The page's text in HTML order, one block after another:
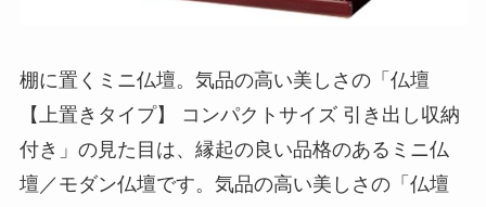
棚に置くミニ仏壇。気品の高い美しさの「仏壇
【上置きタイプ】 コンパクトサイズ 引き出し収納
付き」の見た目は、縁起の良い品格のあるミニ仏
壇／モダン仏壇です。気品の高い美しさの「仏壇